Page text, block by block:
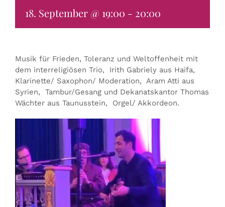
18. September @ 19:00 - 20:00
Musik für Frieden, Toleranz und Weltoffenheit mit
dem interreligiösen Trio, Irith Gabriely aus Haifa,
Klarinette/ Saxophon/ Moderation, Aram Atti aus
Syrien, Tambur/Gesang und Dekanatskantor Thomas
Wächter aus Taunusstein, Orgel/ Akkordeon.